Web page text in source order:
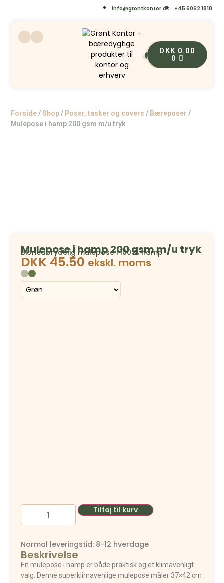
info@grontkontor.dk +45 6062 1818
0 DKK 0.00
0
Forside/Shop/ Poser, tasker og covers / Bæreposer /
Mulepose i hamp 200 gsm m/u tryk
Mulepose i hamp 200 gsm m/u tryk
Bionedbrydelig mulepose i 100 % hamp
DKK 45.50 ekskl. moms
Tilføj til kurv
Normal leveringstid: 8-12 hverdage
Beskrivelse
En mulepose i hamp er både praktisk og et klimavenligt
valg. Denne superklimavenlige mulepose måler 37×42 cm